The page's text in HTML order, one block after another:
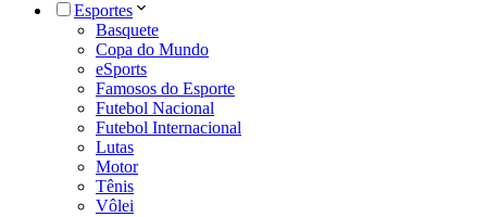
Esportes
Basquete
Copa do Mundo
eSports
Famosos do Esporte
Futebol Nacional
Futebol Internacional
Lutas
Motor
Tênis
Vôlei